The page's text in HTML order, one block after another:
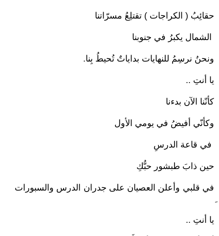
حقائِبُ ( الكراجات ) تقتلِعُ مسرّاتنا
‏ الشمال يكبرُ في جنوبنا
ونحنُ نرسِمُ للنهايات بداياتٌ تُحيطُ بِنا. ‏‎
يا أنتِ‎ ..
كأنّنا الآن بدءنا‎
وكأنّي أفيضُ في يومي الأول
‏ في قاعة الدرسِ‎
حين ذابَ طبشور حبُّكِ‎
في قلبي وأعلن العصيان على جدران الدرس والسبورات
يا أنتِ‎ ..